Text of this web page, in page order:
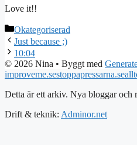
Love it!!
Kategorier
Okategoriserad
Just because ;)
10:04
© 2026 Nina • Byggt med
improveme.sestoppapressarna.se
Detta är ett arkiv. Nya bloggar och
Drift & teknik: Adminor.net